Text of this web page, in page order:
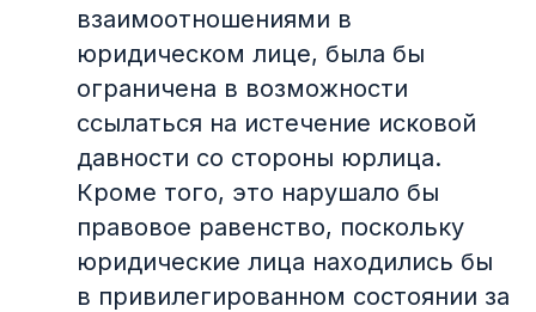
взаимоотношениями в
юридическом лице, была бы
ограничена в возможности
ссылаться на истечение исковой
давности со стороны юрлица.
Кроме того, это нарушало бы
правовое равенство, поскольку
юридические лица находились бы
в привилегированном состоянии за